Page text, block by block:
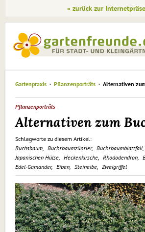
» zurück zur
Gartenpraxis Pflanzenporträts Alternativen
Pflanzenporträts
Alternativen zum
Schlagworte zu diesem Artikel:
Buchsbaum
Buchsbaumzünsler Buchsbaumblattfall
Japanischen Hülse
Heckenkirsche Rhododendron
Edel-Gamander
Eiben Steineibe Zweigriffel